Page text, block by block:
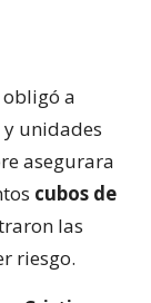
a
unidades
asegurara
cubos de
las
riesgo.